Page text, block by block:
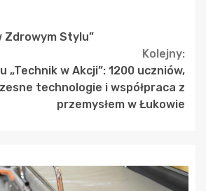
Zdrowym Stylu”
Kolejny:
„Technik w Akcji”: 1200 uczniów,
technologie i współpraca z
przemysłem w Łukowie